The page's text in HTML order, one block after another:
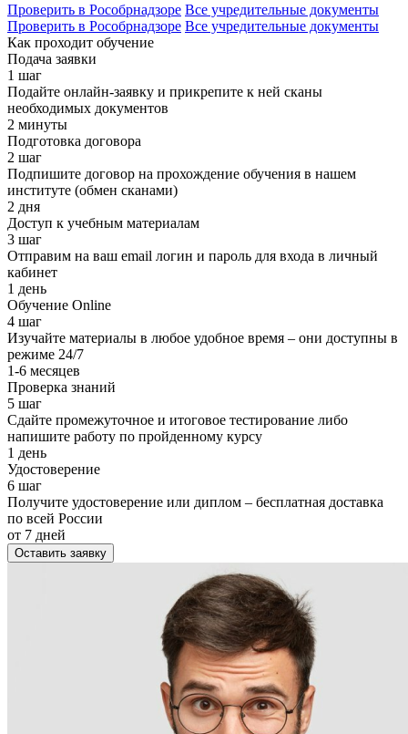
Проверить в Рособрнадзоре Все учредительные документы
Проверить в Рособрнадзоре Все учредительные документы
Как проходит обучение
Подача заявки
1 шаг
Подайте онлайн-заявку и прикрепите к ней сканы
необходимых документов
2 минуты
Подготовка договора
2 шаг
Подпишите договор на прохождение обучения в нашем
институте (обмен сканами)
2 дня
Доступ к учебным материалам
3 шаг
Отправим на ваш email логин и пароль для входа в личный
кабинет
1 день
Обучение Online
4 шаг
Изучайте материалы в любое удобное время – они доступны в
режиме 24/7
1-6 месяцев
Проверка знаний
5 шаг
Сдайте промежуточное и итоговое тестирование либо
напишите работу по пройденному курсу
1 день
Удостоверение
6 шаг
Получите удостоверение или диплом – бесплатная доставка
по всей России
от 7 дней
Оставить заявку